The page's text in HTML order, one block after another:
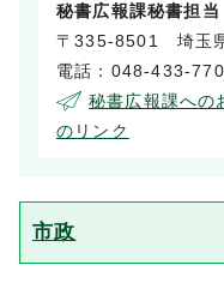
秘書広報課秘書担当
〒335-8501 埼玉
電話：048-433-
秘書広報課への
のリンク
市政